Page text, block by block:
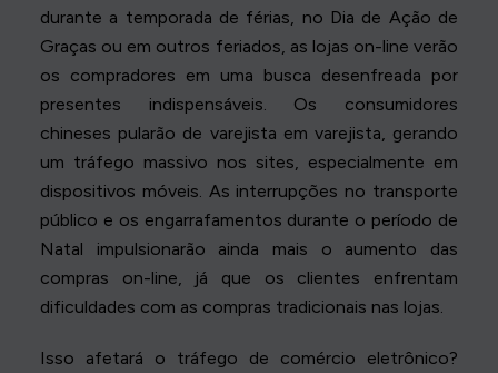
durante a temporada de férias, no Dia de Ação de
Graças ou em outros feriados, as lojas on-line verão
os compradores em uma busca desenfreada por
presentes indispensáveis. Os consumidores
chineses pularão de varejista em varejista, gerando
um tráfego massivo nos sites, especialmente em
dispositivos móveis. As interrupções no transporte
público e os engarrafamentos durante o período de
Natal impulsionarão ainda mais o aumento das
compras on-line, já que os clientes enfrentam
dificuldades com as compras tradicionais nas lojas.
Isso afetará o tráfego de comércio eletrônico?